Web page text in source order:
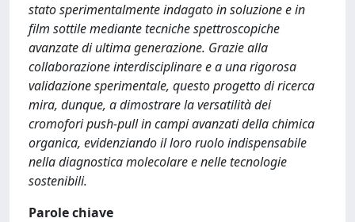
stato sperimentalmente indagato in soluzione e in
film sottile mediante tecniche spettroscopiche
avanzate di ultima generazione. Grazie alla
collaborazione interdisciplinare e a una rigorosa
validazione sperimentale, questo progetto di ricerca
mira, dunque, a dimostrare la versatilità dei
cromofori push-pull in campi avanzati della chimica
organica, evidenziando il loro ruolo indispensabile
nella diagnostica molecolare e nelle tecnologie
sostenibili.
Parole chiave